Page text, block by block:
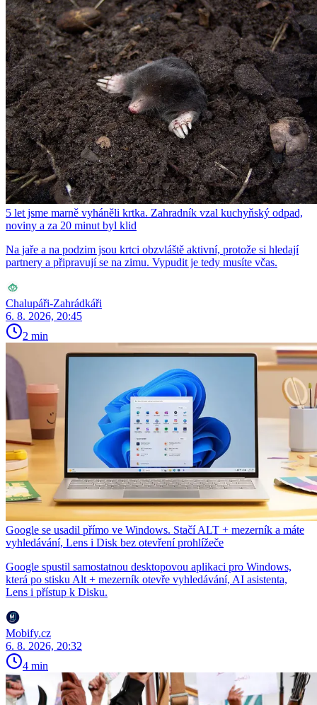
5 let jsme marně vyháněli krtka. Zahradník vzal kuchyňský odpad,
noviny a za 20 minut byl klid
Na jaře a na podzim jsou krtci obzvláště aktivní, protože si hledají
partnery a připravují se na zimu. Vypudit je tedy musíte včas.
Chalupáři-Zahrádkáři
6. 8. 2026, 20:45
2 min
Google se usadil přímo ve Windows. Stačí ALT + mezerník a máte
vyhledávání, Lens i Disk bez otevření prohlížeče
Google spustil samostatnou desktopovou aplikaci pro Windows,
která po stisku Alt + mezerník otevře vyhledávání, AI asistenta,
Lens i přístup k Disku.
Mobify.cz
6. 8. 2026, 20:32
4 min